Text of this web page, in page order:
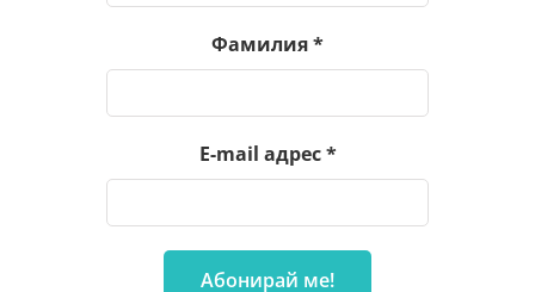
Фамилия*
E-mail адрес*